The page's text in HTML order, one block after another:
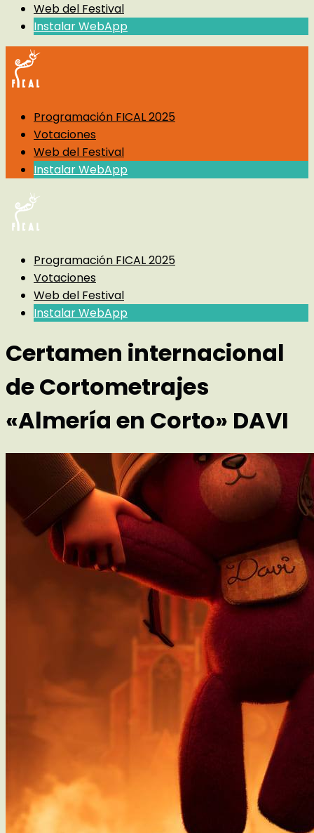
Web del Festival
Instalar WebApp
Programación FICAL 2025
Votaciones
Web del Festival
Instalar WebApp
Programación FICAL 2025
Votaciones
Web del Festival
Instalar WebApp
Certamen internacional
de Cortometrajes
«Almería en Corto» DAVI